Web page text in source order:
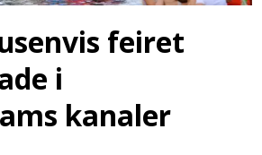
feiret
i
kanaler